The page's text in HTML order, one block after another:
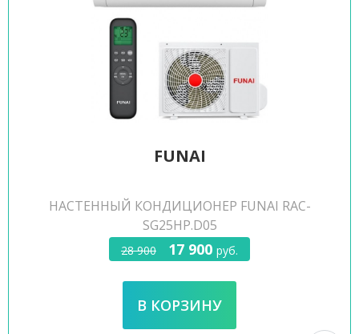
FUNAI
НАСТЕННЫЙ КОНДИЦИОНЕР FUNAI RAC-
SG25HP.D05
28 900 17 900 руб.